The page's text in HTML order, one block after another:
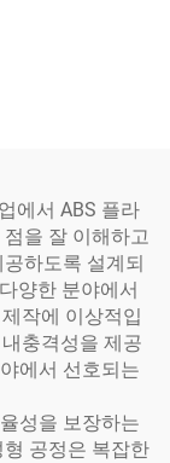
에서 ABS 플라
을 잘 이해하고
하도록 설계되
양한 분야에서
작에 이상적입
충격성을 제공
에서 선호되는
성을 보장하는
공정은 복잡한